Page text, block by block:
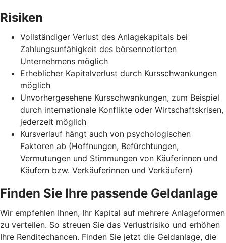
Risiken
Vollständiger Verlust des Anlagekapitals bei
Zahlungsunfähigkeit des börsennotierten
Unternehmens möglich
Erheblicher Kapitalverlust durch Kursschwankungen
möglich
Unvorhergesehene Kursschwankungen, zum Beispiel
durch internationale Konflikte oder Wirtschaftskrisen,
jederzeit möglich
Kursverlauf hängt auch von psychologischen
Faktoren ab (Hoffnungen, Befürchtungen,
Vermutungen und Stimmungen von Käuferinnen und
Käufern bzw. Verkäuferinnen und Verkäufern)
Finden Sie Ihre passende Geldanlage
Wir empfehlen Ihnen, Ihr Kapital auf mehrere Anlageformen
zu verteilen. So streuen Sie das Verlustrisiko und erhöhen
Ihre Renditechancen. Finden Sie jetzt die Geldanlage, die